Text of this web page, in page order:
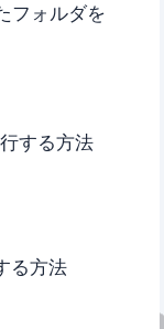
フォルダを
する方法
る方法